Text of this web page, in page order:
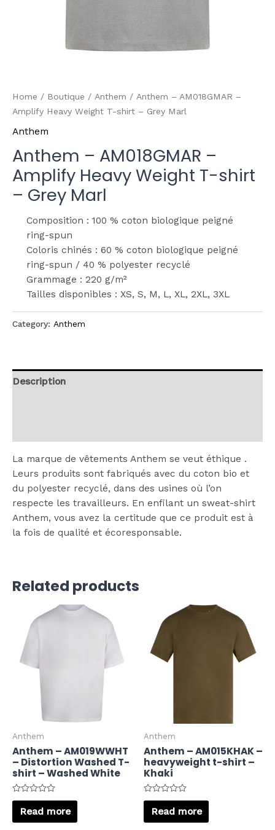
Home / Boutique / Anthem / Anthem – AM018GMAR –
Amplify Heavy Weight T-shirt – Grey Marl
Anthem
Anthem – AM018GMAR –
Amplify Heavy Weight T-shirt
– Grey Marl
Composition : 100 % coton biologique peigné
ring-spun
Coloris chinés : 60 % coton biologique peigné
ring-spun / 40 % polyester recyclé
Grammage : 220 g/m²
Tailles disponibles : XS, S, M, L, XL, 2XL, 3XL
Category: Anthem
Description
La marque de vêtements Anthem se veut éthique .
Leurs produits sont fabriqués avec du coton bio et
du polyester recyclé, dans des usines où l’on
respecte les travailleurs. En enfilant un sweat-shirt
Anthem, vous avez la certitude que ce produit est à
la fois de qualité et écoresponsable.
Related products
Anthem
Anthem – AM019WWHT
– Distortion Washed T-
shirt – Washed White
Rated
out
of
Read more
Anthem
Anthem – AM015KHAK –
heavyweight t-shirt –
Khaki
Rated
out
of
Read more